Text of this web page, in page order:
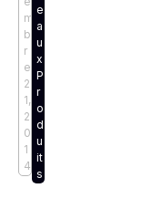
m
b
r
e
2
1,
2
0
1
4
e
a
u
x
P
r
o
d
u
it
s